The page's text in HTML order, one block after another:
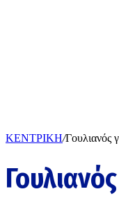
ΚΕΝΤΡΙΚΗ/Γουλιανός